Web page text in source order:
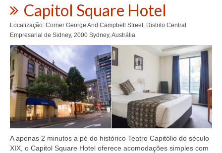
Capitol Square Hotel
Localização: Corner George And Campbell Street, Distrito Central
Empresarial de Sidney, 2000 Sydney, Austrália
A apenas 2 minutos a pé do histórico Teatro Capitólio do século
XIX, o Capitol Square Hotel oferece acomodações simples com